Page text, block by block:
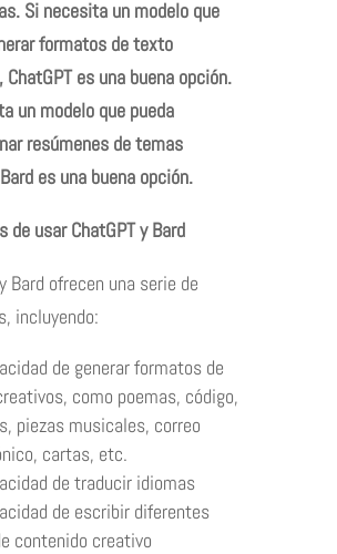
Si necesita un modelo que
formatos de texto
es una buena opción.
un modelo que pueda
resúmenes de temas
es una buena opción.
de usar ChatGPT y Bard
Bard ofrecen una serie de
incluyendo:
de generar formatos de
como poemas, código,
piezas musicales, correo
cartas, etc.
de traducir idiomas
de escribir diferentes
contenido creativo